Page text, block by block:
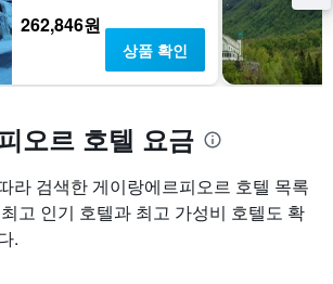
262,846원
상품 확인
오르 호텔 요금
라 검색한 게이랑에르피오르 호텔 목록
고 인기 호텔과 최고 가성비 호텔도 확
.